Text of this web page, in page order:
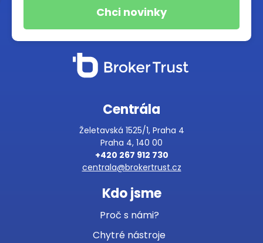
Centrála
Želetavská 1525/1, Praha 4
Praha 4, 140 00
+420 267 912 730
centrala@brokertrust.cz
Kdo jsme
Proč s námi?
Chytré nástroje